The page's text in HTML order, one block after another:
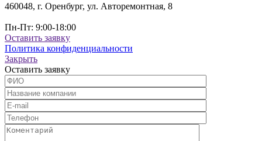
460048, г. Оренбург, ул. Авторемонтная, 8
Пн-Пт: 9:00-18:00
Оставить заявку
Политика конфиденциальности
Закрыть
Оставить заявку